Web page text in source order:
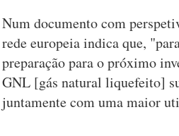
Num documento com
rede europeia indica que,
preparação para o próximo
GNL [gás natural liquefeito]
juntamente com uma maior